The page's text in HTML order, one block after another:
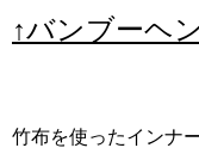
↑バンブーヘ
竹布を使ったインナ